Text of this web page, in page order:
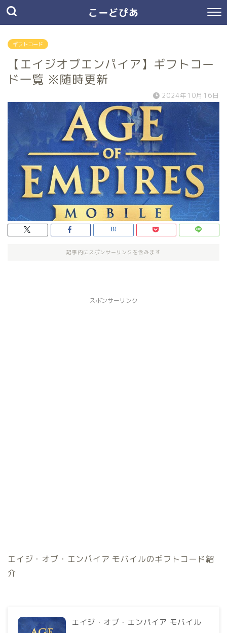
こーどぴあ
ギフトコード
【エイジオブエンパイア】ギフトコー
ド一覧 ※随時更新
2024年10月16日
記事内にスポンサーリンクを含みます
スポンサーリンク
エイジ・オブ・エンパイア モバイルのギフトコード紹
介
エイジ・オブ・エンパイア モバイル